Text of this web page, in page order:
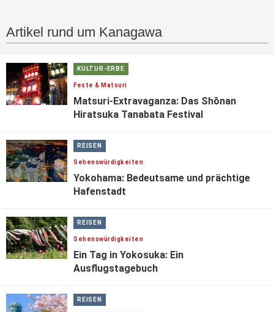
Artikel rund um Kanagawa
KULTUR-ERBE
Feste & Matsuri
Matsuri-Extravaganza: Das Shōnan
Hiratsuka Tanabata Festival
REISEN
Sehenswürdigkeiten
Yokohama: Bedeutsame und prächtige
Hafenstadt
REISEN
Sehenswürdigkeiten
Ein Tag in Yokosuka: Ein
Ausflugstagebuch
REISEN